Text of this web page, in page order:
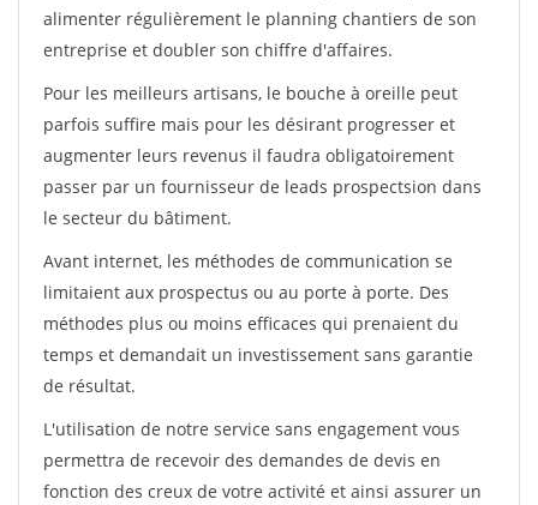
alimenter régulièrement le planning chantiers de son
entreprise et doubler son chiffre d'affaires.
Pour les meilleurs artisans, le bouche à oreille peut
parfois suffire mais pour les désirant progresser et
augmenter leurs revenus il faudra obligatoirement
passer par un fournisseur de leads prospectsion dans
le secteur du bâtiment.
Avant internet, les méthodes de communication se
limitaient aux prospectus ou au porte à porte. Des
méthodes plus ou moins efficaces qui prenaient du
temps et demandait un investissement sans garantie
de résultat.
L'utilisation de notre service sans engagement vous
permettra de recevoir des demandes de devis en
fonction des creux de votre activité et ainsi assurer un